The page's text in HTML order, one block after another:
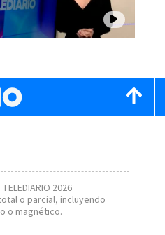
2026
o parcial, incluyendo
o magnético.